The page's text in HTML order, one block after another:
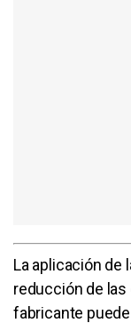
La aplicación de
reducción de
fabricante